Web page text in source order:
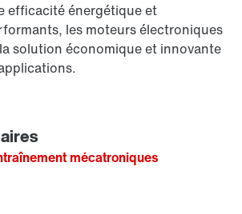
efficacité énergétique et
les moteurs électroniques
solution économique et innovante
mécatroniques